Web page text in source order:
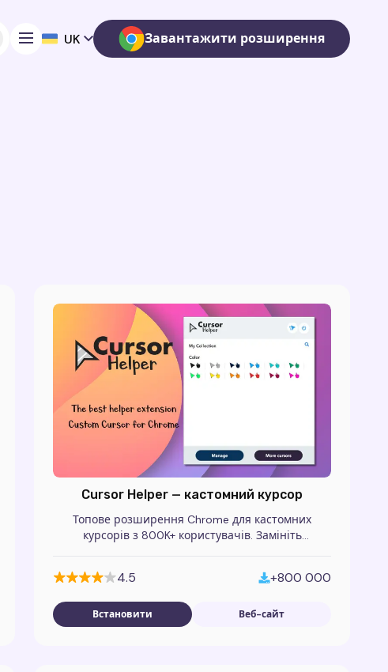
UK Завантажити розширення
Cursor Helper — кастомний курсор
Топове розширення Chrome для кастомних
курсорів з 800K+ користувачів. Замініть
4.5 +800 000
Встановити Веб-сайт